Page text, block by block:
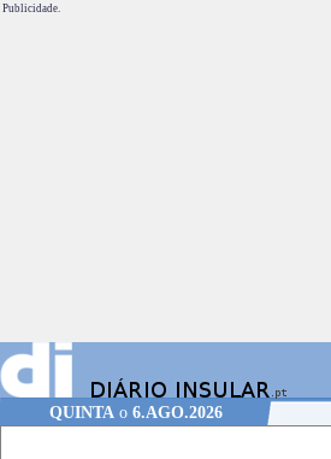
Publicidade.
QUINTAo 6.AGO.2026